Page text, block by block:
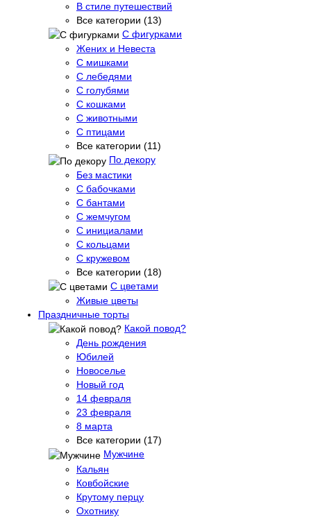
В стиле путешествий
Все категории (13)
С фигурками
Жених и Невеста
С мишками
С лебедями
С голубями
С кошками
С животными
С птицами
Все категории (11)
По декору
Без мастики
С бабочками
С бантами
С жемчугом
С инициалами
С кольцами
С кружевом
Все категории (18)
С цветами
Живые цветы
Праздничные торты
Какой повод?
День рождения
Юбилей
Новоселье
Новый год
14 февраля
23 февраля
8 марта
Все категории (17)
Мужчине
Кальян
Ковбойские
Крутому перцу
Охотнику